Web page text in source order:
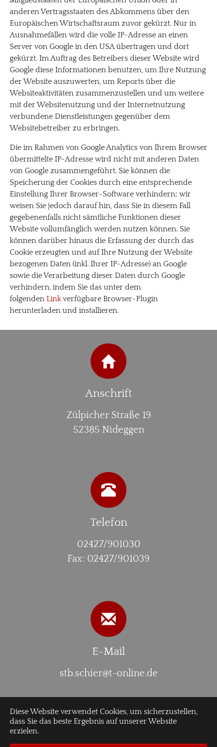
Diese Website verwendet Cookies, um sicherzustellen,
dass Sie das beste Ergebnis auf unserer Website
erzielen.
anderen Vertragsstaaten des Abkommens über den
Europäischen Wirtschaftsraum zuvor gekürzt. Nur in
Ausnahmefällen wird die volle IP-Adresse an einen
Server von Google in den USA übertragen und dort
gekürzt. Im Auftrag des Betreibers dieser Website wird
Google diese Informationen benutzen, um Ihre Nutzung
der Website auszuwerten, um Reports über die
Websiteaktivitäten zusammenzustellen und um weitere
mit der Websitenutzung und der Internetnutzung
verbundene Dienstleistungen gegenüber dem
Websitebetreiber zu erbringen.
Die im Rahmen von Google Analytics von Ihrem Browser
übermittelte IP-Adresse wird nicht mit anderen Daten
von Google zusammengeführt. Sie können die
Speicherung der Cookies durch eine entsprechende
Einstellung Ihrer Browser-Software verhindern; wir
weisen Sie jedoch darauf hin, dass Sie in diesem Fall
gegebenenfalls nicht sämtliche Funktionen dieser
Website vollumfänglich werden nutzen können. Sie
können darüber hinaus die Erfassung der durch das
Cookie erzeugten und auf Ihre Nutzung der Website
bezogenen Daten (inkl. Ihrer IP-Adresse) an Google
sowie die Verarbeitung dieser Daten durch Google
verhindern, indem Sie das unter dem
folgenden Linkverfügbare Browser-Plugin
herunterladen und installieren.
Anschrift
Zülpicher Straße 19
52385 Nideggen
Telefon
02427/901030
Fax: 02427/901039
E-Mail
stb.schier@t-online.de
Fotos Fotokarussell: © RainerSturm /pixelio
© 2026www.steuerberater-schier.de
Impressum